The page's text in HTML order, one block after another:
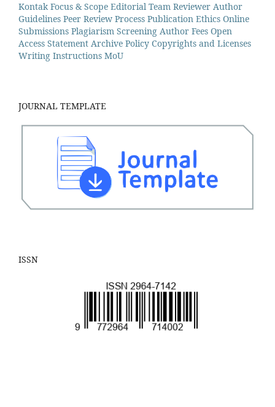
Kontak Focus & Scope Editorial Team Reviewer Author
Guidelines Peer Review Process Publication Ethics Online
Submissions Plagiarism Screening Author Fees Open
Access Statement Archive Policy Copyrights and Licenses
Writing Instructions MoU
JOURNAL TEMPLATE
ISSN